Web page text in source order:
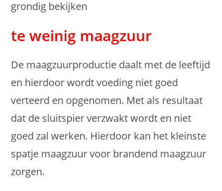
grondig bekijken
te weinig maagzuur
De maagzuurproductie daalt met de leeftijd
en hierdoor wordt voeding niet goed
verteerd en opgenomen. Met als resultaat
dat de sluitspier verzwakt wordt en niet
goed zal werken. Hierdoor kan het kleinste
spatje maagzuur voor brandend maagzuur
zorgen.